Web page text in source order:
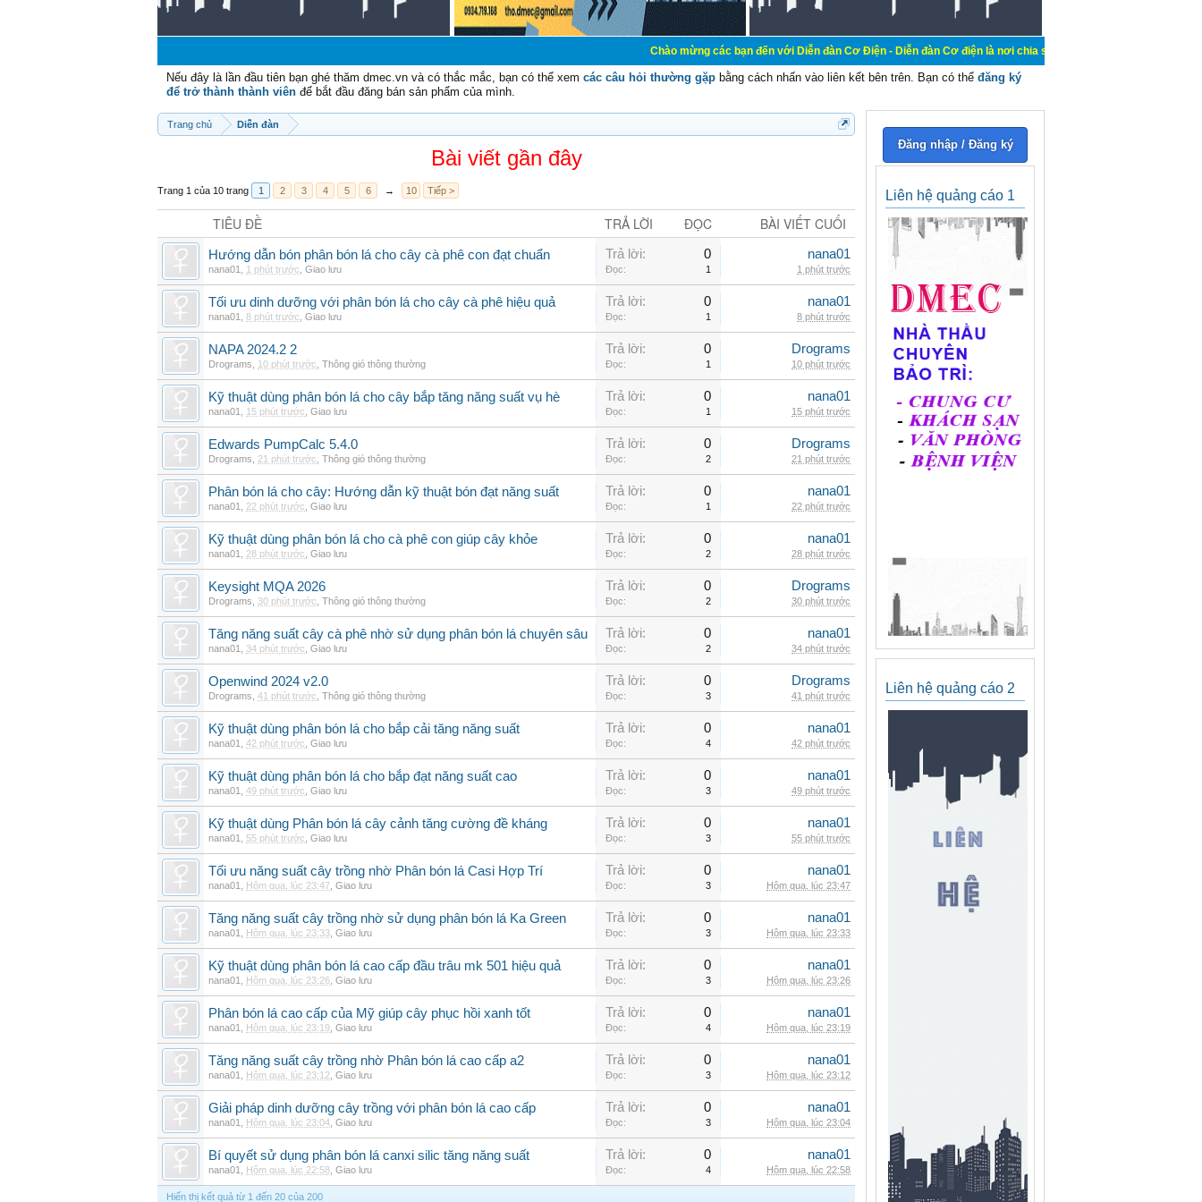
Chào mừng các bạn đến với Diễn đàn Cơ Điện - Diễn đàn Cơ điện là nơi chia sẽ kiến thức kinh nghiệm trong lãnh
Nếu đây là lần đầu tiên bạn ghé thăm dmec.vn và có thắc mắc, bạn có thể xem các câu hỏi thường gặp bằng cách nhấn vào liên kết bên trên. Bạn có thể đăng ký
để trở thành thành viên để bắt đầu đăng bán sản phẩm của mình.
Trang chủ Diễn đàn
Bài viết gần đây
Trang 1 của 10 trang 1 2 3 4 5 6 → 10 Tiếp >
TIÊU ĐỀ TRẢ LỜI ĐỌC BÀI VIẾT CUỐI
Hướng dẫn bón phân bón lá cho cây cà phê con đạt chuẩn
nana01 1 phút trước Giao lưu
Trả lời: 0
Đọc: 1
nana01
1 phút trước
Tối ưu dinh dưỡng với phân bón lá cho cây cà phê hiệu quả
nana01 8 phút trước Giao lưu
Trả lời: 0
Đọc: 1
nana01
8 phút trước
NAPA 2024.2 2
Drograms 10 phút trước Thông gió thông thường
Trả lời: 0
Đọc: 1
Drograms
10 phút trước
Kỹ thuật dùng phân bón lá cho cây bắp tăng năng suất vụ hè
nana01 15 phút trước Giao lưu
Trả lời: 0
Đọc: 1
nana01
15 phút trước
Edwards PumpCalc 5.4.0
Drograms 21 phút trước Thông gió thông thường
Trả lời: 0
Đọc: 2
Drograms
21 phút trước
Phân bón lá cho cây: Hướng dẫn kỹ thuật bón đạt năng suất
nana01 22 phút trước Giao lưu
Trả lời: 0
Đọc: 1
nana01
22 phút trước
Kỹ thuật dùng phân bón lá cho cà phê con giúp cây khỏe
nana01 28 phút trước Giao lưu
Trả lời: 0
Đọc: 2
nana01
28 phút trước
Keysight MQA 2026
Drograms 30 phút trước Thông gió thông thường
Trả lời: 0
Đọc: 2
Drograms
30 phút trước
Tăng năng suất cây cà phê nhờ sử dụng phân bón lá chuyên sâu
nana01 34 phút trước Giao lưu
Trả lời: 0
Đọc: 2
nana01
34 phút trước
Openwind 2024 v2.0
Drograms 41 phút trước Thông gió thông thường
Trả lời: 0
Đọc: 3
Drograms
41 phút trước
Kỹ thuật dùng phân bón lá cho bắp cải tăng năng suất
nana01 42 phút trước Giao lưu
Trả lời: 0
Đọc: 4
nana01
42 phút trước
Kỹ thuật dùng phân bón lá cho bắp đạt năng suất cao
nana01 49 phút trước Giao lưu
Trả lời: 0
Đọc: 3
nana01
49 phút trước
Kỹ thuật dùng Phân bón lá cây cảnh tăng cường đề kháng
nana01 55 phút trước Giao lưu
Trả lời: 0
Đọc: 3
nana01
55 phút trước
Tối ưu năng suất cây trồng nhờ Phân bón lá Casi Hợp Trí
nana01 Hôm qua, lúc 23:47 Giao lưu
Trả lời: 0
Đọc: 3
nana01
Hôm qua, lúc 23:47
Tăng năng suất cây trồng nhờ sử dụng phân bón lá Ka Green
nana01 Hôm qua, lúc 23:33 Giao lưu
Trả lời: 0
Đọc: 3
nana01
Hôm qua, lúc 23:33
Kỹ thuật dùng phân bón lá cao cấp đầu trâu mk 501 hiệu quả
nana01 Hôm qua, lúc 23:26 Giao lưu
Trả lời: 0
Đọc: 3
nana01
Hôm qua, lúc 23:26
Phân bón lá cao cấp của Mỹ giúp cây phục hồi xanh tốt
nana01 Hôm qua, lúc 23:19 Giao lưu
Trả lời: 0
Đọc: 4
nana01
Hôm qua, lúc 23:19
Tăng năng suất cây trồng nhờ Phân bón lá cao cấp a2
nana01 Hôm qua, lúc 23:12 Giao lưu
Trả lời: 0
Đọc: 3
nana01
Hôm qua, lúc 23:12
Giải pháp dinh dưỡng cây trồng với phân bón lá cao cấp
nana01 Hôm qua, lúc 23:04 Giao lưu
Trả lời: 0
Đọc: 3
nana01
Hôm qua, lúc 23:04
Bí quyết sử dụng phân bón lá canxi silic tăng năng suất
nana01 Hôm qua, lúc 22:58 Giao lưu
Trả lời: 0
Đọc: 4
nana01
Hôm qua, lúc 22:58
Hiển thị kết quả từ 1 đến 20 của 200
Đăng nhập / Đăng ký
Liên hệ quảng cáo 1
Liên hệ quảng cáo 2